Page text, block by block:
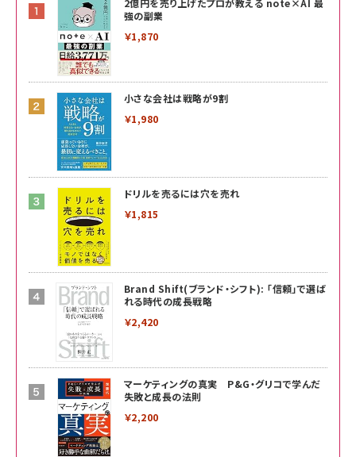
強の副業
￥1,870
小さな会社は戦略が9割
￥1,980
ドリルを売るには穴を売れ
￥1,815
Brand Shift(ブランド・シフト): 「信頼」で選ば
れる時代の成長戦略
￥2,420
マーケティングの真実 P&G・グリコで学んだ
失敗と成長の法則
￥2,200